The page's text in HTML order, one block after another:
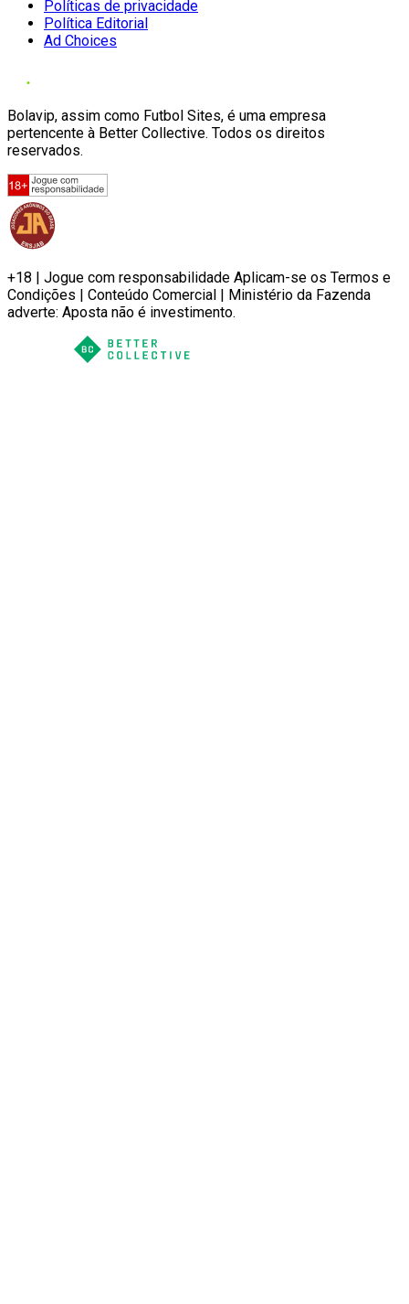
Políticas de privacidade
Política Editorial
Ad Choices
Bolavip, assim como Futbol Sites, é uma empresa
pertencente à Better Collective. Todos os direitos
reservados.
+18 | Jogue com responsabilidade Aplicam-se os Termos e
Condições | Conteúdo Comercial | Ministério da Fazenda
adverte: Aposta não é investimento.